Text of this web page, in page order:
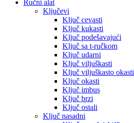
Ručni alat
Ključevi
Ključ cevasti
Ključ kukasti
Ključ podešavajući
Ključ sa t-ručkom
Ključ udarni
Ključ viljuškasti
Ključ viljuškasto okasti
Ključ okasti
Ključ imbus
Ključ brzi
Ključ ostali
Ključ nasadni